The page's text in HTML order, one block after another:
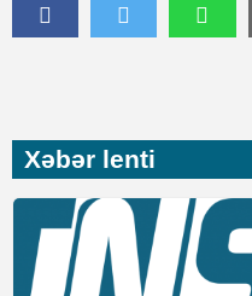
Xəbər lenti